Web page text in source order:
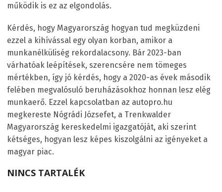
működik is ez az elgondolás.
Kérdés, hogy Magyarország hogyan tud megküzdeni
ezzel a kihívással egy olyan korban, amikor a
munkanélküliség rekordalacsony. Bár 2023-ban
várhatóak leépítések, szerencsére nem tömeges
mértékben, így jó kérdés, hogy a 2020-as évek második
felében megvalósuló beruházásokhoz honnan lesz elég
munkaerő. Ezzel kapcsolatban az autopro.hu
megkereste Nógrádi Józsefet, a Trenkwalder
Magyarország kereskedelmi igazgatóját, aki szerint
kétséges, hogyan lesz képes kiszolgálni az igényeket a
magyar piac.
NINCS TARTALÉK